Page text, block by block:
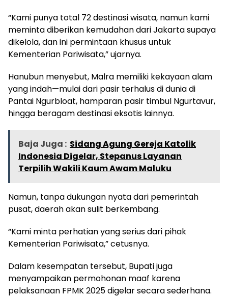
“Kami punya total 72 destinasi wisata, namun kami
meminta diberikan kemudahan dari Jakarta supaya
dikelola, dan ini permintaan khusus untuk
Kementerian Pariwisata,” ujarnya.
Hanubun menyebut, Malra memiliki kekayaan alam
yang indah—mulai dari pasir terhalus di dunia di
Pantai Ngurbloat, hamparan pasir timbul Ngurtavur,
hingga beragam destinasi eksotis lainnya.
Baja Juga : Sidang Agung Gereja Katolik
Indonesia Digelar, Stepanus Layanan
Terpilih Wakili Kaum Awam Maluku
Namun, tanpa dukungan nyata dari pemerintah
pusat, daerah akan sulit berkembang.
“Kami minta perhatian yang serius dari pihak
Kementerian Pariwisata,” cetusnya.
Dalam kesempatan tersebut, Bupati juga
menyampaikan permohonan maaf karena
pelaksanaan FPMK 2025 digelar secara sederhana.